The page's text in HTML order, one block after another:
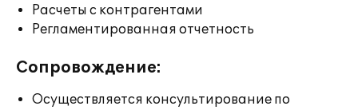
Расчеты с контрагентами
Регламентированная отчетность
Сопровождение:
Осуществляется консультирование по